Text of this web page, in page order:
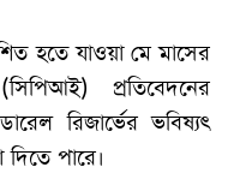
হতে যাওয়া মে মাসের
প্রতিবেদনের
রিজার্ভের ভবিষ্যৎ
পারে।